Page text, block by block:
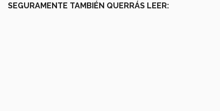
SEGURAMENTE TAMBIÉN QUERRÁS LEER: